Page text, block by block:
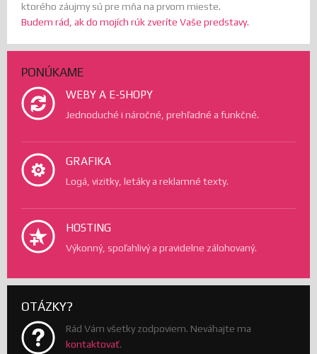
ktorého záujmy sú pre mňa na prvom mieste.
Budem rád, ak do mojích rúk zveríte Vaše predstavy.
PONÚKAME
WEBY A E-SHOPY
Jednoduché i náročné, prehľadné a funkčné.
GRAFIKA
Logá, vizitky, letáky a reklamné texty.
HOSTING
Výkonný, spoľahlivý a pravidelne zálohovaný.
OTÁZKY?
Rád Vám všetky zodpoviem. Neváhajte ma
kontaktovať.